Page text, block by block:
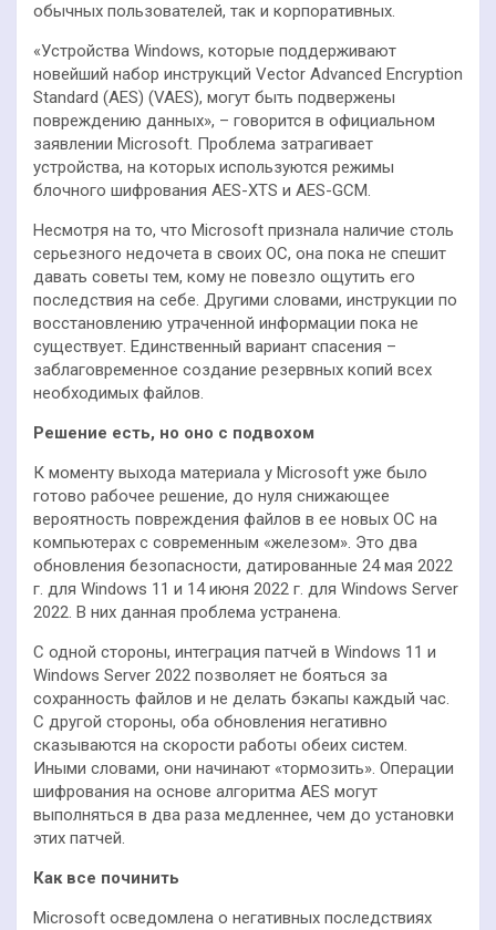
обычных пользователей, так и корпоративных.
«Устройства Windows, которые поддерживают
новейший набор инструкций Vector Advanced Encryption
Standard (AES) (VAES), могут быть подвержены
повреждению данных», – говорится в официальном
заявлении Microsoft. Проблема затрагивает
устройства, на которых используются режимы
блочного шифрования AES-XTS и AES-GCM.
Несмотря на то, что Microsoft признала наличие столь
серьезного недочета в своих ОС, она пока не спешит
давать советы тем, кому не повезло ощутить его
последствия на себе. Другими словами, инструкции по
восстановлению утраченной информации пока не
существует. Единственный вариант спасения –
заблаговременное создание резервных копий всех
необходимых файлов.
Решение есть, но оно с подвохом
К моменту выхода материала у Microsoft уже было
готово рабочее решение, до нуля снижающее
вероятность повреждения файлов в ее новых ОС на
компьютерах с современным «железом». Это два
обновления безопасности, датированные 24 мая 2022
г. для Windows 11 и 14 июня 2022 г. для Windows Server
2022. В них данная проблема устранена.
С одной стороны, интеграция патчей в Windows 11 и
Windows Server 2022 позволяет не бояться за
сохранность файлов и не делать бэкапы каждый час.
С другой стороны, оба обновления негативно
сказываются на скорости работы обеих систем.
Иными словами, они начинают «тормозить». Операции
шифрования на основе алгоритма AES могут
выполняться в два раза медленнее, чем до установки
этих патчей.
Как все починить
Microsoft осведомлена о негативных последствиях